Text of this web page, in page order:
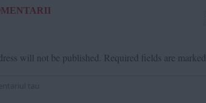
will not be published. Required fields are marked